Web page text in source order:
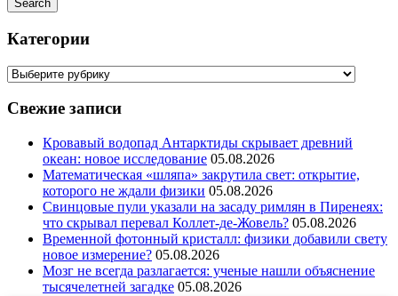
Категории
Свежие записи
Кровавый водопад Антарктиды скрывает древний
океан: новое исследование 05.08.2026
Математическая «шляпа» закрутила свет: открытие,
которого не ждали физики 05.08.2026
Свинцовые пули указали на засаду римлян в Пиренеях:
что скрывал перевал Коллет-де-Жовель? 05.08.2026
Временной фотонный кристалл: физики добавили свету
новое измерение? 05.08.2026
Мозг не всегда разлагается: ученые нашли объяснение
тысячелетней загадке 05.08.2026